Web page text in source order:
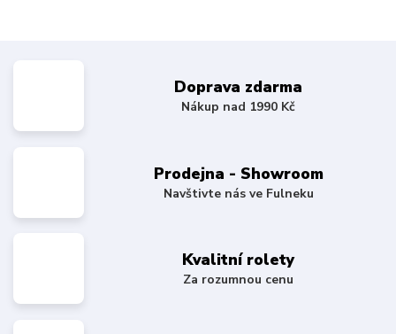
Doprava zdarma
Nákup nad 1990 Kč
Prodejna - Showroom
Navštivte nás ve Fulneku
Kvalitní rolety
Za rozumnou cenu